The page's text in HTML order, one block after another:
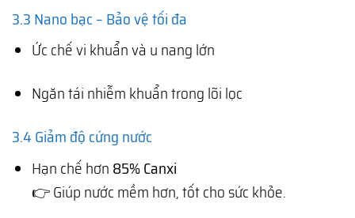
3.3 Nano bạc – Bảo vệ tối đa
Ức chế vi khuẩn và u nang lớn
Ngăn tái nhiễm khuẩn trong lõi lọc
3.4 Giảm độ cứng nước
Hạn chế hơn 85% Canxi
👉 Giúp nước mềm hơn, tốt cho sức khỏe.